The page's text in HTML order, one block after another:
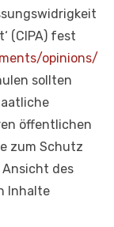
(CIPA) fest
opinions/
sollten
öffentlichen
zum Schutz
des
Inhalte